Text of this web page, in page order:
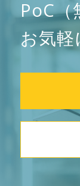
PoC（
お気